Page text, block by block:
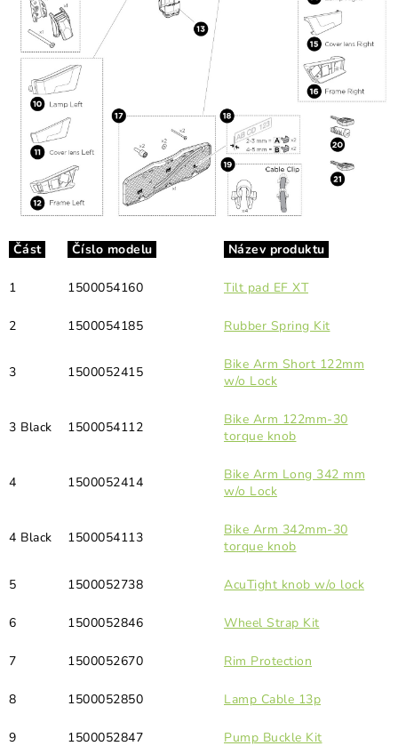
Část Číslo modelu Název produktu
1 1500054160 Tilt pad EF XT
2 1500054185 Rubber Spring Kit
3 1500052415
Bike Arm Short 122mm
w/o Lock
3 Black 1500054112
Bike Arm 122mm-30
torque knob
4 1500052414
Bike Arm Long 342 mm
w/o Lock
4 Black 1500054113
Bike Arm 342mm-30
torque knob
5 1500052738 AcuTight knob w/o lock
6 1500052846 Wheel Strap Kit
7 1500052670 Rim Protection
8 1500052850 Lamp Cable 13p
9 1500052847 Pump Buckle Kit